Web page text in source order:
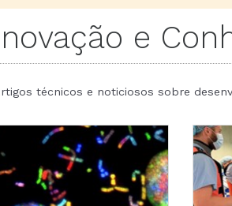
e
técnicos e noticiosos sobre